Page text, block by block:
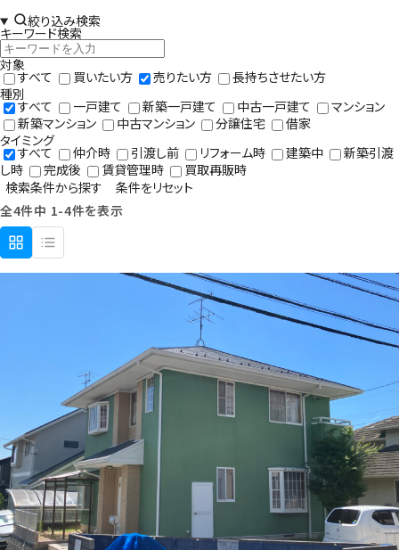
絞り込み検索
キーワード検索
対象
すべて 買いたい方 売りたい方
長持ちさせたい方
種別
すべて 一戸建て 新築一戸建て 中古一戸建て
マンション
新築マンション
中古マンション 分譲住宅
借家
タイミング
すべて 仲介時 引渡し前 リフォーム時 建築中
新築引渡
し時
完成後 賃貸管理時
買取再販時
検索条件から探す
条件をリセット
全4件中 1-4件を表示